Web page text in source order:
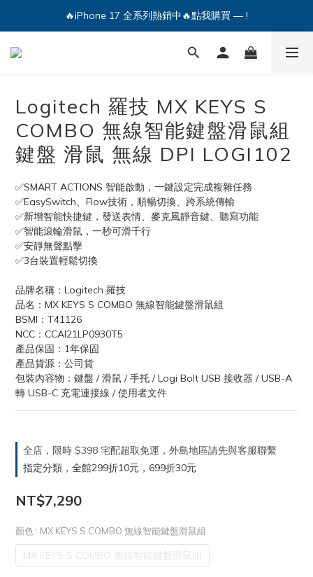
🔥iPhone 17 全系列熱銷中🔥點我購買 — !
💕加入Q哥 Line 新好友領優惠券！🎫
🔥iPhone 17 全系列熱銷中🔥點我購買 — !
Logitech 羅技 MX KEYS S
COMBO 無線智能鍵盤滑鼠組
鍵盤 滑鼠 無線 DPI LOGI102
✅SMART ACTIONS 智能啟動，一鍵設定完成複雜任務
✅EasySwitch、Flow技術，順暢切換、跨系統傳輸
✅新增智能快捷鍵，發送表情、麥克風靜音鍵、聽寫功能
✅智能滾輪滑鼠，一秒可滑千行
✅安靜無聲點擊
✅3台裝置輕鬆切換
品牌名稱：Logitech 羅技
品名：MX KEYS S COMBO 無線智能鍵盤滑鼠組
BSMI：T41126
NCC：CCAI21LP0930T5
產品保固：1年保固
產品貨源：公司貨
包裝內容物：鍵盤 / 滑鼠 / 手托 / Logi Bolt USB 接收器 / USB-A
轉 USB-C 充電連接線 / 使用者文件
全店，限時 $398 宅配超取免運，外島地區請先與客服聯繫
指定分類，全館299折10元，699折30元
NT$7,290
顏色 : MX KEYS S COMBO 無線智能鍵盤滑鼠組
MX KEYS S COMBO 無線智能鍵盤滑鼠組